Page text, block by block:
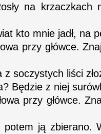
na krzaczkach
kto mnie jadł, na
przy główce.
z soczystych liści
Będzie z niej
przy główce.
ją zbierano.